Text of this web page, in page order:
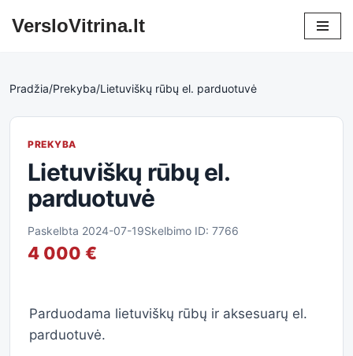
VersloVitrina.lt
Pradžia/Prekyba/Lietuviškų rūbų el. parduotuvė
PREKYBA
Lietuviškų rūbų el.
parduotuvė
Paskelbta 2024-07-19Skelbimo ID: 7766
4 000 €
Parduodama lietuviškų rūbų ir aksesuarų el.
parduotuvė.